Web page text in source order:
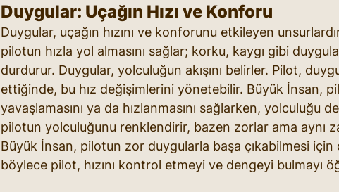
Duygular: Uçağın Hızı ve Konforu
Duygular, uçağın hızını ve konforunu etkileyen
pilotun hızla yol almasını sağlar; korku, kaygı gibi
durdurur. Duygular, yolculuğun akışını belirler. Pilot,
ettiğinde, bu hız değişimlerini yönetebilir. Büyük İnsan,
yavaşlamasını ya da hızlanmasını sağlarken, yolculuğu
pilotun yolculuğunu renklendirir, bazen zorlar ama aynı
Büyük İnsan, pilotun zor duygularla başa çıkabilmesi için
böylece pilot, hızını kontrol etmeyi ve dengeyi bulmayı